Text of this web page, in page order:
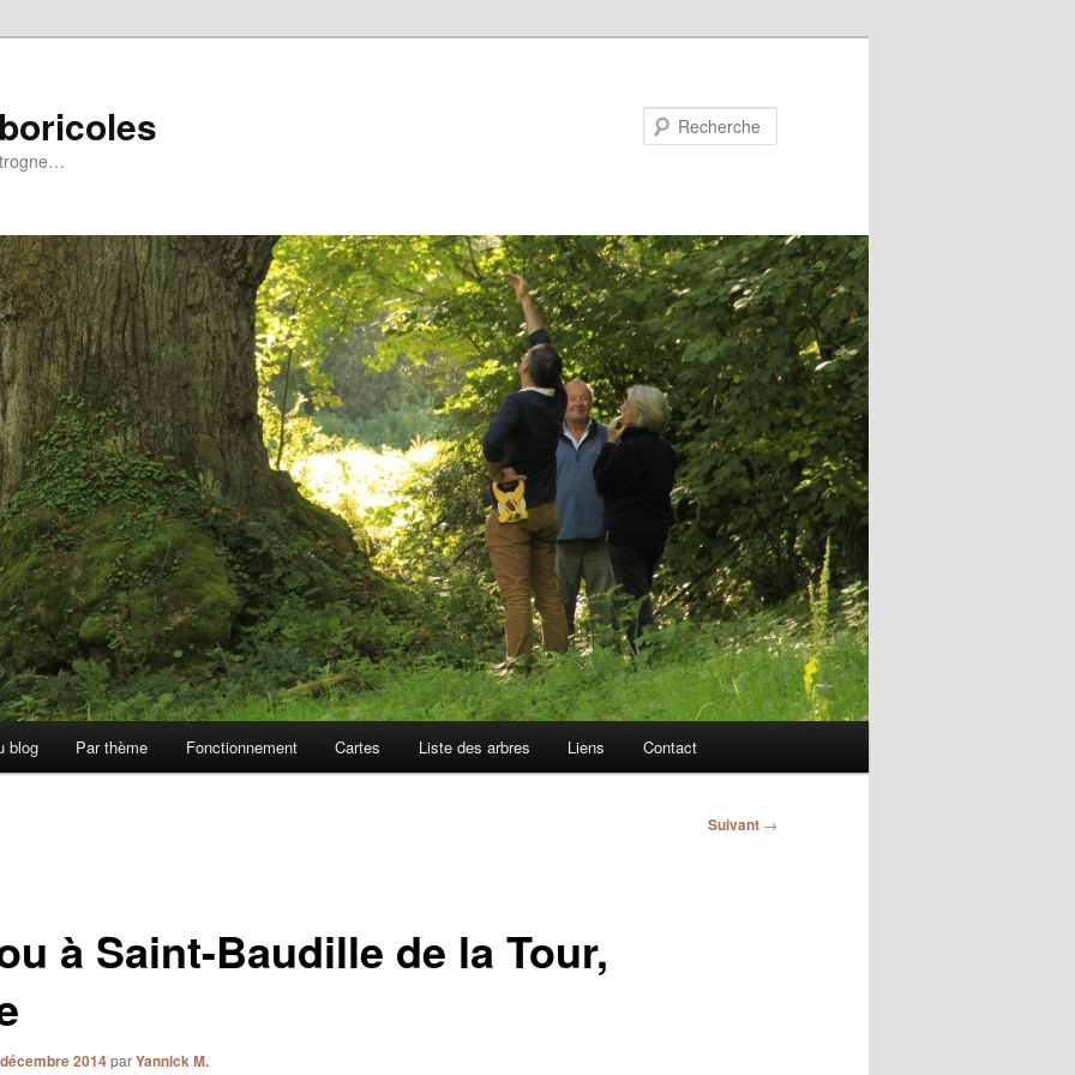
blog Par thème Fonctionnement Cartes Liste des arbres Liens Contact
Suivant →
à Saint-Baudille de la Tour,
2014parYannick M.